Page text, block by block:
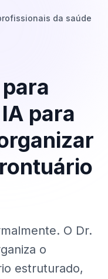
da saúde
para
O Dr.
o
estruturado,